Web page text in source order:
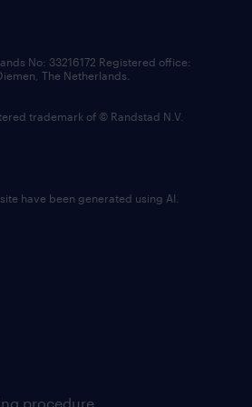
procedure
No: 33216172 Registered office:
The Netherlands.
trademark of © Randstad N.V.
have been generated using AI.